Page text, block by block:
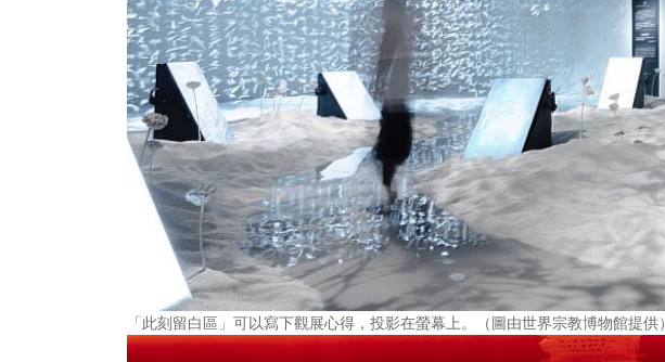
「此刻留白區」可以寫下觀展心得，投影在螢幕上。（圖由世界宗教博物館提供）